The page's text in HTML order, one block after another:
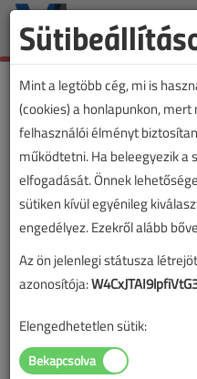
Mint a legtöbb cég, mi is
(cookies) a honlapunkon,
felhasználói élményt
működtetni. Ha beleegyezik a
elfogadását. Önnek
sütiken kívül egyénileg
engedélyez. Ezekről alább
Az ön jelenlegi státusza
azonosítója:
Elengedhetetlen sütik: